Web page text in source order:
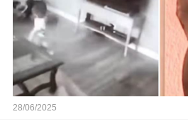
28/06/2025